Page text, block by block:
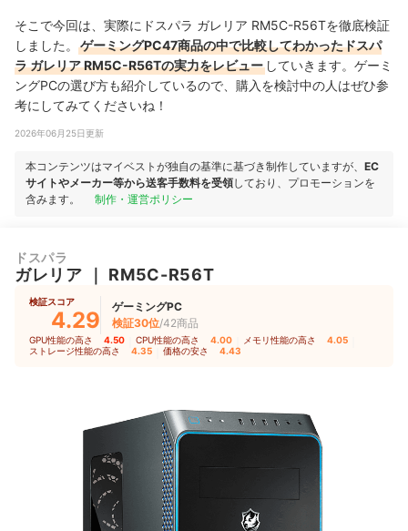
そこで今回は、実際にドスパラ ガレリア RM5C-R56Tを徹底検証
しました。
ゲーミングPC47商品の中で比較してわかったドスパ
ラ ガレリア RM5C-R56Tの実力をレビュー していきます。ゲーミ
ングPCの選び方も紹介しているので、購入を検討中の人はぜひ参
考にしてみてくださいね！
2026年06月25日更新
本コンテンツはマイベストが独自の基準に基づき制作していますが、 EC
サイトやメーカー等から送客手数料を受領しており、プロモーションを
含みます。
制作・運営ポリシー
ドスパラ
ガレリア RM5C-R56T
検証スコア
4.29
ゲーミングPC
検証30位/42商品
GPU性能の高さ 4.50 CPU性能の高さ 4.00 メモリ性能の高さ 4.05
ストレージ性能の高さ 4.35 価格の安さ 4.43